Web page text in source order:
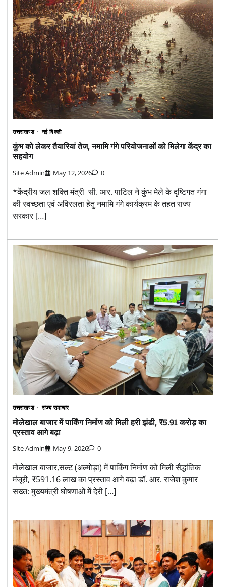
उत्तराखण्ड नई दिल्ली
कुंभ को लेकर तैयारियां तेज, नमामि गंगे परियोजनाओं को मिलेगा केंद्र का
सहयोग
Site Admin May 12, 2026 0
*केंद्रीय जल शक्ति मंत्री सी. आर. पाटिल ने कुंभ मेले के दृष्टिगत गंगा
की स्वच्छता एवं अविरलता हेतु नमामि गंगे कार्यक्रम के तहत राज्य
सरकार […]
उत्तराखण्ड राज्य समाचार
मोलेखाल बाजार में पार्किंग निर्माण को मिली हरी झंडी, ₹5.91 करोड़ का
प्रस्ताव आगे बढ़ा
Site Admin May 9, 2026 0
मोलेखाल बाजार,सल्ट (अल्मोड़ा) में पार्किंग निर्माण को मिली सैद्धांतिक
मंजूरी, ₹591.16 लाख का प्रस्ताव आगे बढ़ा डॉ. आर. राजेश कुमार
सख्त: मुख्यमंत्री घोषणाओं में देरी […]